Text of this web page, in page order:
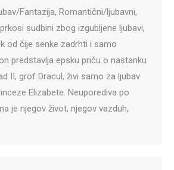
Fantazija, Romantični/ljubavni,
sudbini zbog izgubljene ljubavi,
od čije senke zadrhti i samo
predstavlja epsku priču o nastanku
II, grof Dracul, živi samo za ljubav
Elizabete. Neuporediva po
je njegov život, njegov vazduh,